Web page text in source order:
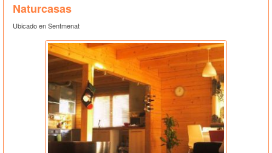
Naturcasas
Ubicado en Sentmenat